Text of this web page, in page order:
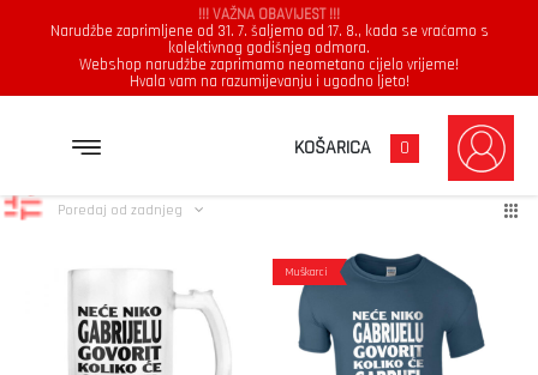
!!! VAŽNA OBAVIJEST !!!
Narudžbe zaprimljene od 31. 7. šaljemo od 17. 8., kada se vraćamo s
kolektivnog godišnjeg odmora.
Webshop narudžbe zaprimamo neometano cijelo vrijeme!
Hvala vam na razumijevanju i ugodno ljeto!
KOŠARICA 0
Gabrijel Prikazuje se svih 2 rezultataPoredano
Poredaj od zadnjeg
Muškarci